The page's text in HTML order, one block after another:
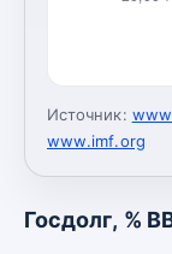
Источник:
www.imf.org
Госдолг, %